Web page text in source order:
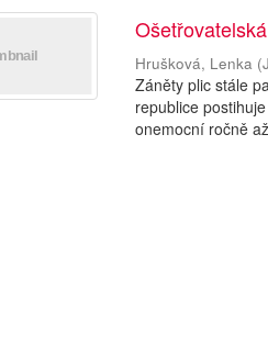
Hrušková, Lenka (
Záněty plic stále
republice
onemocní ročně